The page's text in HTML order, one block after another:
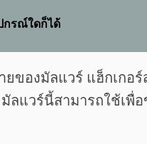
กรณ์ใดก็ได้
องมัลแวร์ แฮ็กเกอ
แวร์นี้สามารถใช้เพื่